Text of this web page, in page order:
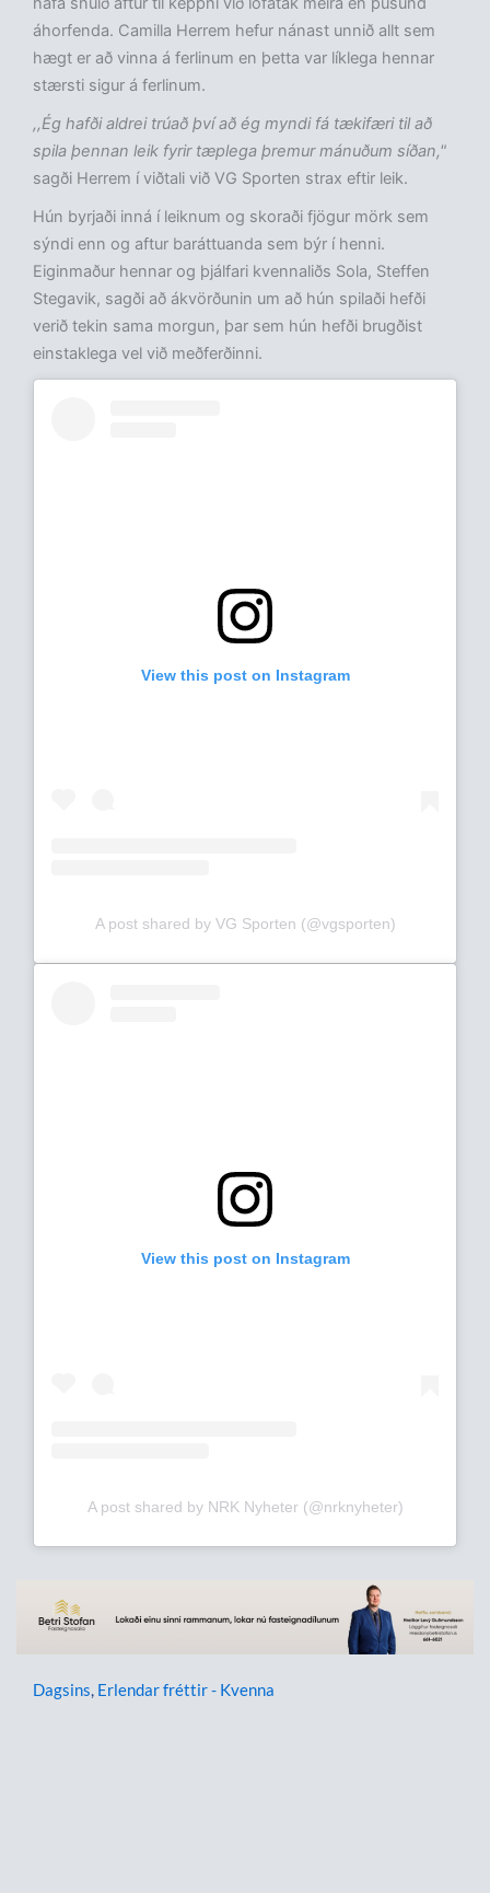
áhorfenda. Camilla Herrem hefur nánast unnið allt sem
hægt er að vinna á ferlinum en þetta var líklega hennar
stærsti sigur á ferlinum.
,,Ég hafði aldrei trúað því að ég myndi fá tækifæri til að
spila þennan leik fyrir tæplega þremur mánuðum síðan,"
sagði Herrem í viðtali við VG Sporten strax eftir leik.
Hún byrjaði inná í leiknum og skoraði fjögur mörk sem
sýndi enn og aftur baráttuanda sem býr í henni.
Eiginmaður hennar og þjálfari kvennaliðs Sola, Steffen
Stegavik, sagði að ákvörðunin um að hún spilaði hefði
verið tekin sama morgun, þar sem hún hefði brugðist
einstaklega vel við meðferðinni.
View this post on Instagram
A post shared by VG Sporten (@vgsporten)
View this post on Instagram
A post shared by NRK Nyheter (@nrknyheter)
Dagsins, Erlendar fréttir - Kvenna